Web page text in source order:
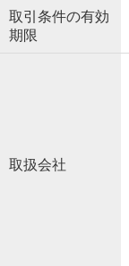
取引条件の有効
期限
取扱会社